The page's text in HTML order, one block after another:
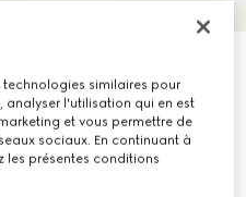
Gucci
similaires pour
analyser l'utilisation qui en est
et vous permettre de
sociaux. En continuant à
les présentes conditions